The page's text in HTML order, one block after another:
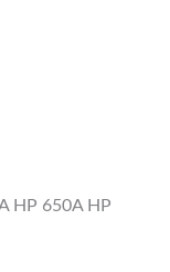
HP 650A HP